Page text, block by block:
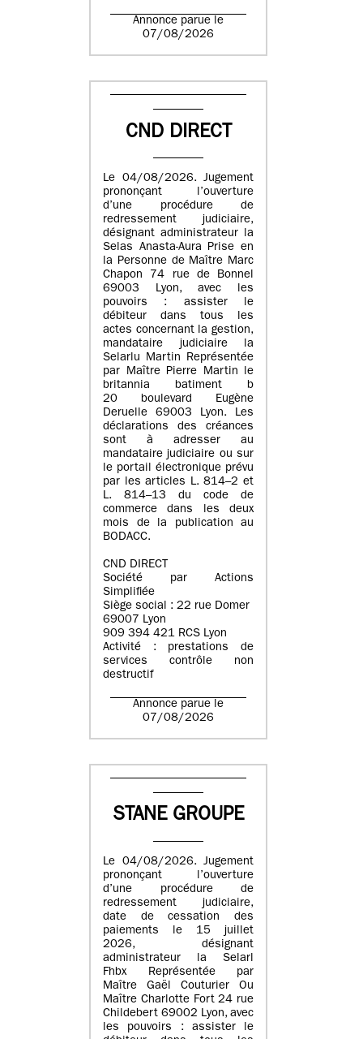
Annonce parue le
07/08/2026
CND DIRECT
Le 04/08/2026. Jugement
prononçant l’ouverture
d’une procédure de
redressement judiciaire,
désignant administrateur la
Selas Anasta-Aura Prise en
la Personne de Maître Marc
Chapon 74 rue de Bonnel
69003 Lyon, avec les
pouvoirs : assister le
débiteur dans tous les
actes concernant la gestion,
mandataire judiciaire la
Selarlu Martin Représentée
par Maître Pierre Martin le
britannia batiment b
20 boulevard Eugène
Deruelle 69003 Lyon. Les
déclarations des créances
sont à adresser au
mandataire judiciaire ou sur
le portail électronique prévu
par les articles L. 814–2 et
L. 814–13 du code de
commerce dans les deux
mois de la publication au
BODACC.
CND DIRECT
Société par Actions
Simplifiée
Siège social : 22 rue Domer
69007 Lyon
909 394 421 RCS Lyon
Activité : prestations de
services contrôle non
destructif
Annonce parue le
07/08/2026
STANE GROUPE
Le 04/08/2026. Jugement
prononçant l’ouverture
d’une procédure de
redressement judiciaire,
date de cessation des
paiements le 15 juillet
2026, désignant
administrateur la Selarl
Fhbx Représentée par
Maître Gaël Couturier Ou
Maître Charlotte Fort 24 rue
Childebert 69002 Lyon, avec
les pouvoirs : assister le